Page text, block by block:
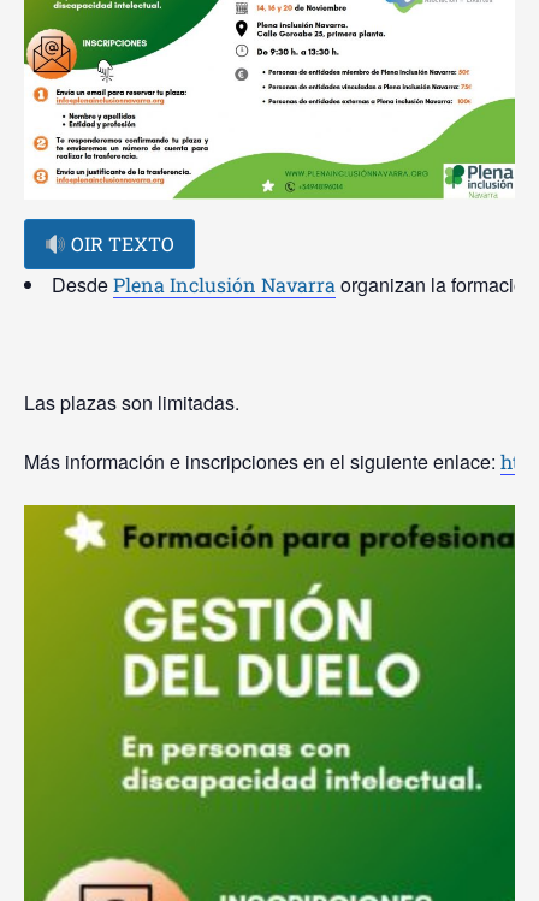
OIR TEXTO
DesdePlena Inclusión Navarraorganizan la
Las plazas son limitadas.
Más información e inscripciones en el siguiente enlace: